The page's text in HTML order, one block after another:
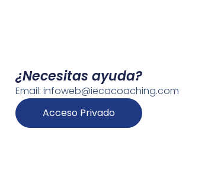
¿Necesitas ayuda?
Email: infoweb@iecacoaching.com
Acceso Privado